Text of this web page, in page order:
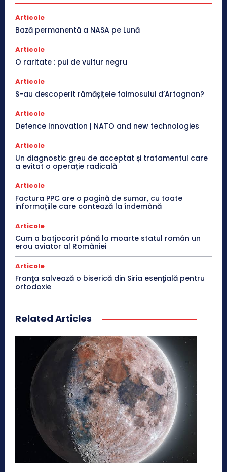
Articole
Bază permanentă a NASA pe Lună
Articole
O raritate : pui de vultur negru
Articole
S-au descoperit rămășițele faimosului d’Artagnan?
Articole
Defence Innovation | NATO and new technologies
Articole
Un diagnostic greu de acceptat și tratamentul care
a evitat o operație radicală
Articole
Factura PPC are o pagină de sumar, cu toate
informațiile care contează la îndemână
Articole
Cum a batjocorit până la moarte statul român un
erou aviator al României
Articole
Franţa salvează o biserică din Siria esenţială pentru
ortodoxie
Related Articles